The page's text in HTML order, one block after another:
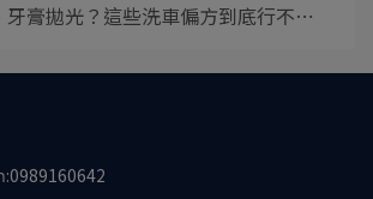
牙膏拋光？這些洗車偏方到底行不⋯